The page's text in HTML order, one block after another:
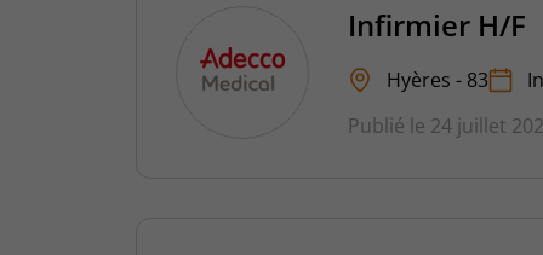
Infirmier H/F
Hyères - 83
Publié le 24 juillet